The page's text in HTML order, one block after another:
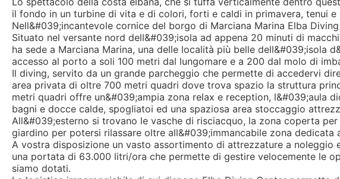
il fondo in un turbine di vita e di colori, forti e caldi in primavera, tenui e
Nell&#039;incantevole cornice del borgo di Marciana Marina Elba
Situato nel versante nord dell&#039;isola ad appena 20 minuti di
ha sede a Marciana Marina, una delle località più belle dell&#039;isola
accesso al porto a soli 100 metri dal lungomare e a 200 dal molo di
Il diving, servito da un grande parcheggio che permette di accedervi
area privata di oltre 700 metri quadri dove trova spazio la struttura
metri quadri offre un&#039;ampia zona relax e reception, l&#039;aula
bagni e docce calde, spogliatoi ed una spaziosa area stoccaggio
All&#039;esterno si trovano le vasche di risciacquo, la zona coperta
giardino per potersi rilassare oltre all&#039;immancabile zona dedicata
A vostra disposizione un vasto assortimento di attrezzature a noleggio
una portata di 63.000 litri/ora che permette di gestire velocemente le
siamo dotati.